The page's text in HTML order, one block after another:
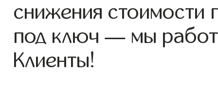
снижения стоимости
под ключ — мы
Клиенты!